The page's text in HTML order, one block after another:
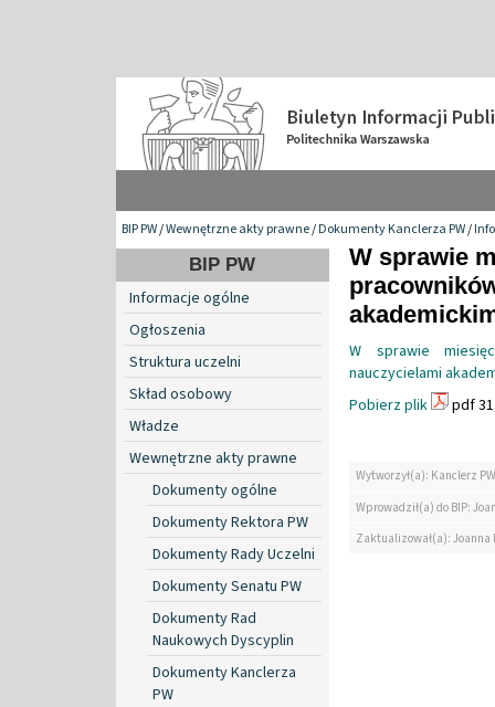
BIP PW/Wewnętrzne akty prawne/Dokumenty Kanclerza PW/
BIP PW
Informacje ogólne
Ogłoszenia
Struktura uczelni
Skład osobowy
Władze
Wewnętrzne akty prawne
Dokumenty ogólne
Dokumenty Rektora PW
Dokumenty Rady Uczelni
Dokumenty Senatu PW
Dokumenty Rad
Naukowych Dyscyplin
Dokumenty Kanclerza
PW
W sprawie
W sprawie
nauczycielami
Pobierz plik
pdf
Wytworzył(a): Kanclerz PW
Wprowadził(a) do BIP:
Zaktualizował(a):